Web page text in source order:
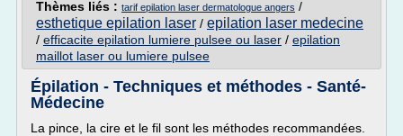
Thèmes liés : tarif epilation laser dermatologue angers /
esthetique epilation laser / epilation laser medecine
/ efficacite epilation lumiere pulsee ou laser / epilation
maillot laser ou lumiere pulsee
Épilation - Techniques et méthodes - Santé-
Médecine
La pince, la cire et le fil sont les méthodes recommandées.